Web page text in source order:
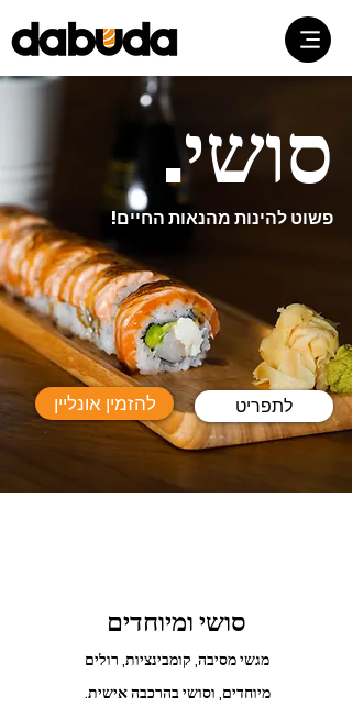
סושי.
פשוט להינות מהנאות החיים!
להזמין אונליין לתפריט
סושי ומיוחדים
מגשי מסיבה, קומבינציות, רולים
מיוחדים, וסושי בהרכבה אישית.